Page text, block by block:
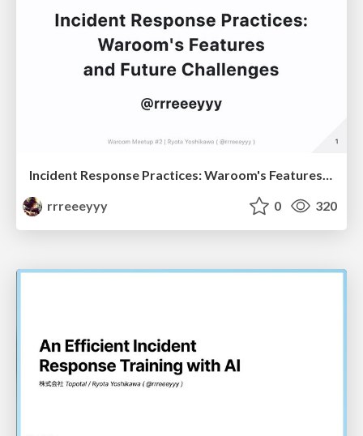
Incident Response Practices: Waroom's Features and Future Challenges
rrreeeyyy
0 320